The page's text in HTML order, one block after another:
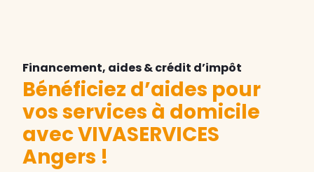
Financement, aides & crédit d’impôt
Bénéficiez d’aides pour
vos services à domicile
avec VIVASERVICES
Angers !